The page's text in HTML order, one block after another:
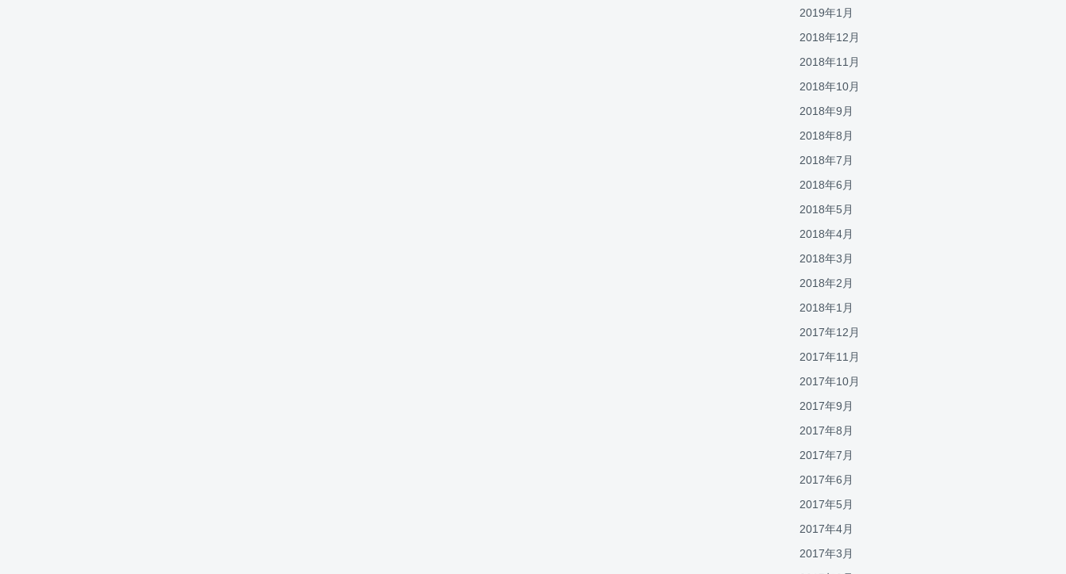
2019年1月
2018年12月
2018年11月
2018年10月
2018年9月
2018年8月
2018年7月
2018年6月
2018年5月
2018年4月
2018年3月
2018年2月
2018年1月
2017年12月
2017年11月
2017年10月
2017年9月
2017年8月
2017年7月
2017年6月
2017年5月
2017年4月
2017年3月